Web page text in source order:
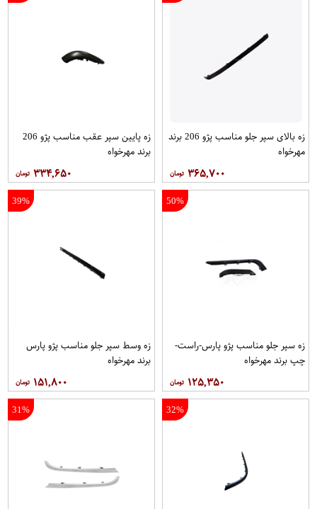
زه بالای سپر جلو مناسب پژو 206 برند
مهرخواه
۳۶۵,۷۰۰
زه پایین سپر عقب مناسب پژو 206
برند مهرخواه
۳۳۴,۶۵۰
50%
زه سپر جلو مناسب پژو پارس-راست-
چپ برند مهرخواه
۱۲۵,۳۵۰
39%
زه وسط سپر جلو مناسب پژو پارس
برند مهرخواه
۱۵۱,۸۰۰
32%
31%